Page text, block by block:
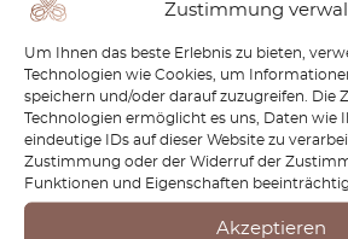
Zustimmung
Um Ihnen das beste Erlebnis zu bieten,
Technologien wie Cookies, um
speichern und/oder darauf zuzugreifen. Die
Technologien ermöglicht es uns, Daten wie
eindeutige IDs auf dieser Website zu
Zustimmung oder der Widerruf der
Funktionen und Eigenschaften
Akzeptieren
1392468/1392469
€38,40 €26,88
Produkt anzeigen